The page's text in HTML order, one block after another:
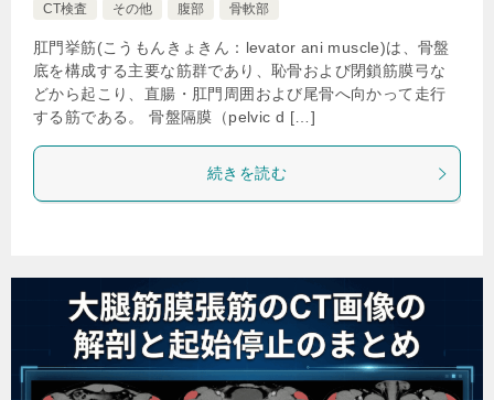
CT検査
その他 腹部 骨軟部
肛門挙筋(こうもんきょきん：levator ani muscle)は、骨盤
底を構成する主要な筋群であり、恥骨および閉鎖筋膜弓な
どから起こり、直腸・肛門周囲および尾骨へ向かって走行
する筋である。 骨盤隔膜（pelvic d […]
続きを読む